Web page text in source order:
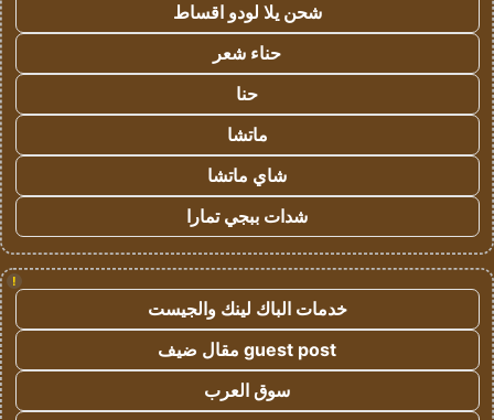
شحن يلا لودو اقساط
حناء شعر
حنا
ماتشا
شاي ماتشا
شدات ببجي تمارا
!
خدمات الباك لينك والجيست
guest post مقال ضيف
سوق العرب